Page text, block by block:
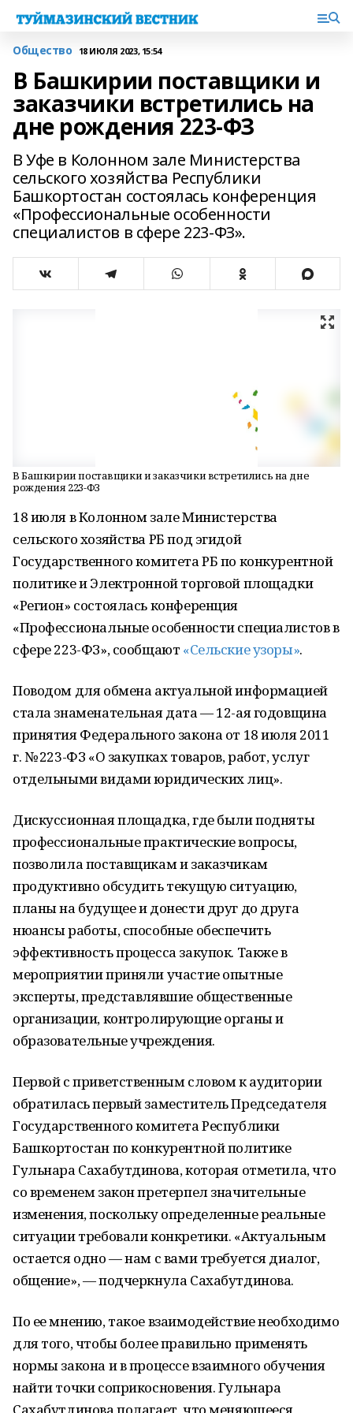
Общество 18 ИЮЛЯ 2023, 15:54
В Башкирии поставщики и
заказчики встретились на
дне рождения 223-ФЗ
В Уфе в Колонном зале Министерства
сельского хозяйства Республики
Башкортостан состоялась конференция
«Профессиональные особенности
специалистов в сфере 223-ФЗ».
В Башкирии поставщики и заказчики встретились на дне
рождения 223-ФЗ
18 июля в Колонном зале Министерства
сельского хозяйства РБ под эгидой
Государственного комитета РБ по конкурентной
политике и Электронной торговой площадки
«Регион» состоялась конференция
«Профессиональные особенности специалистов в
сфере 223-ФЗ», сообщают «Сельские узоры».
Поводом для обмена актуальной информацией
стала знаменательная дата — 12-ая годовщина
принятия Федерального закона от 18 июля 2011
г. № 223-ФЗ «О закупках товаров, работ, услуг
отдельными видами юридических лиц».
Дискуссионная площадка, где были подняты
профессиональные практические вопросы,
позволила поставщикам и заказчикам
продуктивно обсудить текущую ситуацию,
планы на будущее и донести друг до друга
нюансы работы, способные обеспечить
эффективность процесса закупок. Также в
мероприятии приняли участие опытные
эксперты, представлявшие общественные
организации, контролирующие органы и
образовательные учреждения.
Первой с приветственным словом к аудитории
обратилась первый заместитель Председателя
Государственного комитета Республики
Башкортостан по конкурентной политике
Гульнара Сахабутдинова, которая отметила, что
со временем закон претерпел значительные
изменения, поскольку определенные реальные
ситуации требовали конкретики. «Актуальным
остается одно — нам с вами требуется диалог,
общение», — подчеркнула Сахабутдинова.
По ее мнению, такое взаимодействие необходимо
для того, чтобы более правильно применять
нормы закона и в процессе взаимного обучения
найти точки соприкосновения. Гульнара